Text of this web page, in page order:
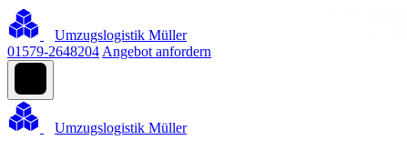
Umzugslogistik Müller
01579-2648204 Angebot anfordern
Umzugslogistik Müller